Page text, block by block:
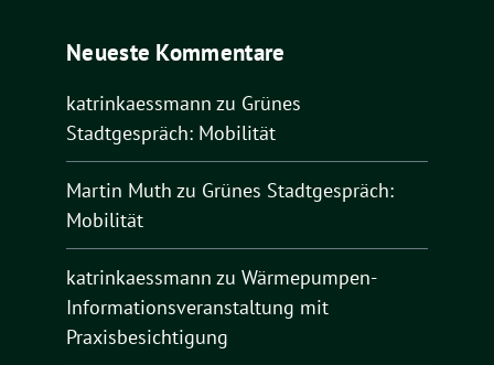
Neueste Kommentare
katrinkaessmann zu Grünes
Stadtgespräch: Mobilität
Martin Muth zu Grünes Stadtgespräch:
Mobilität
katrinkaessmann zu Wärmepumpen-
Informationsveranstaltung mit
Praxisbesichtigung